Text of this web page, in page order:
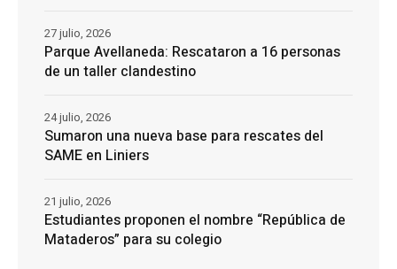
Parque Avellaneda: Rescataron a 16 personas
de un taller clandestino
27 julio, 2026
Sumaron una nueva base para rescates del
SAME en Liniers
24 julio, 2026
Estudiantes proponen el nombre “República de
Mataderos” para su colegio
21 julio, 2026